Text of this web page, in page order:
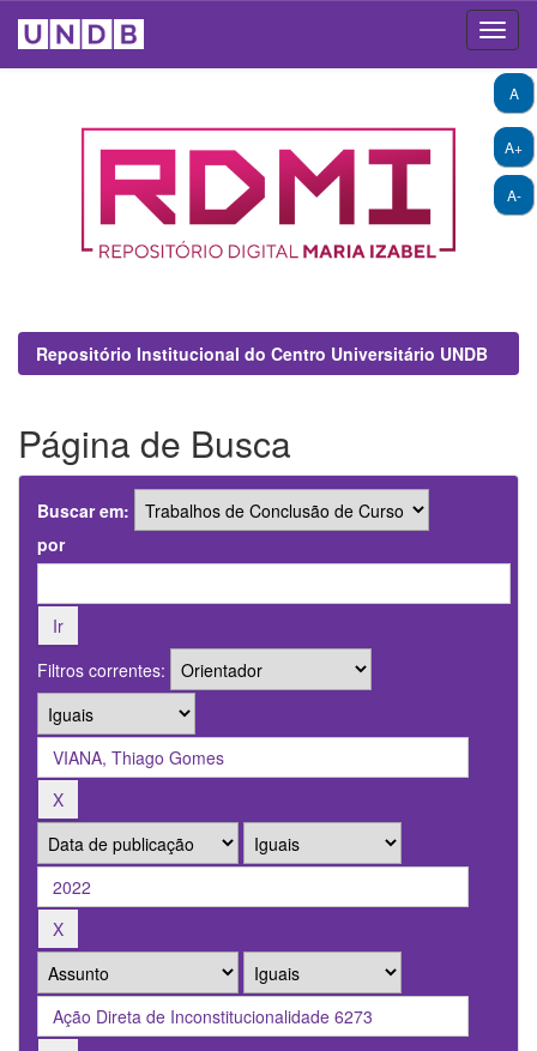
A+
A-
A
Repositório Institucional do Centro Universitário UNDB
Página de Busca
Buscar em:
por
Filtros correntes: